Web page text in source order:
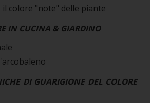
il colore "note" delle piante
IN CUCINA & GIARDINO
DI GUARIGIONE DEL COLORE